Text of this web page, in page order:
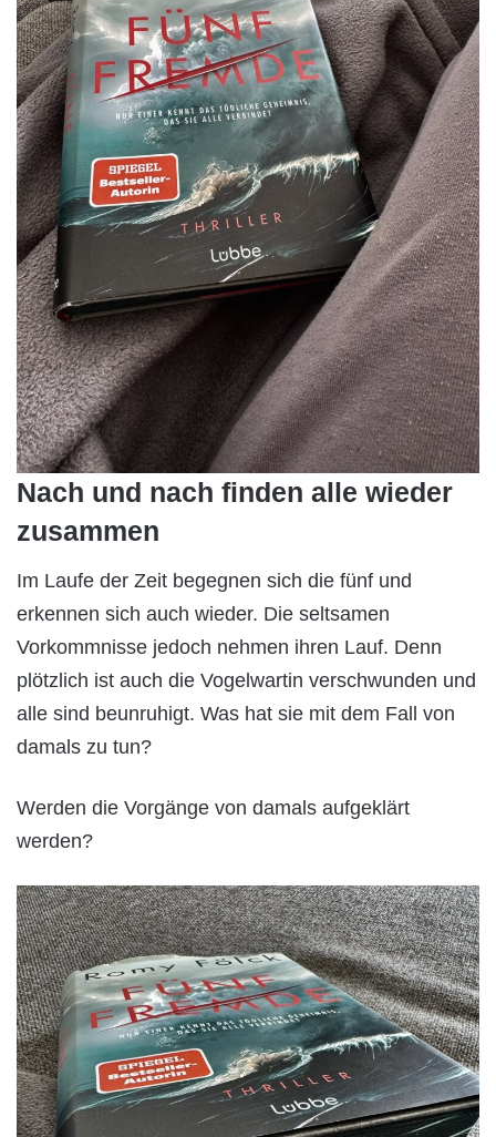
Nach und nach finden alle wieder
zusammen
Im Laufe der Zeit begegnen sich die fünf und
erkennen sich auch wieder. Die seltsamen
Vorkommnisse jedoch nehmen ihren Lauf. Denn
plötzlich ist auch die Vogelwartin verschwunden und
alle sind beunruhigt. Was hat sie mit dem Fall von
damals zu tun?
Werden die Vorgänge von damals aufgeklärt
werden?